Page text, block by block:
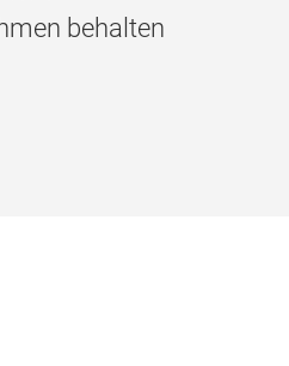
behalten